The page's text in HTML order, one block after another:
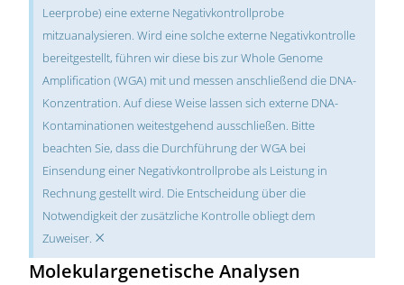
Leerprobe) eine externe Negativkontrollprobe
mitzuanalysieren. Wird eine solche externe Negativkontrolle
bereitgestellt, führen wir diese bis zur Whole Genome
Amplification (WGA) mit und messen anschließend die DNA-
Konzentration. Auf diese Weise lassen sich externe DNA-
Kontaminationen weitestgehend ausschließen. Bitte
beachten Sie, dass die Durchführung der WGA bei
Einsendung einer Negativkontrollprobe als Leistung in
Rechnung gestellt wird. Die Entscheidung über die
Notwendigkeit der zusätzliche Kontrolle obliegt dem
Zuweiser. ×
Molekulargenetische Analysen